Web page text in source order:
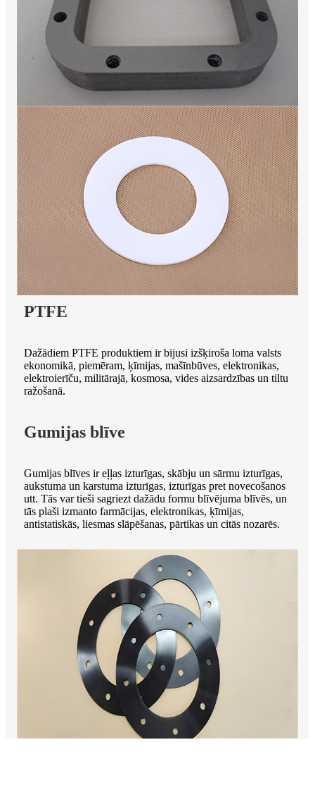
PTFE
Dažādiem PTFE produktiem ir bijusi izšķiroša loma valsts
ekonomikā, piemēram, ķīmijas, mašīnbūves, elektronikas,
elektroierīču, militārajā, kosmosa, vides aizsardzības un tiltu
ražošanā.
Gumijas blīve
Gumijas blīves ir eļļas izturīgas, skābju un sārmu izturīgas,
aukstuma un karstuma izturīgas, izturīgas pret novecošanos
utt. Tās var tieši sagriezt dažādu formu blīvējuma blīvēs, un
tās plaši izmanto farmācijas, elektronikas, ķīmijas,
antistatiskās, liesmas slāpēšanas, pārtikas un citās nozarēs.